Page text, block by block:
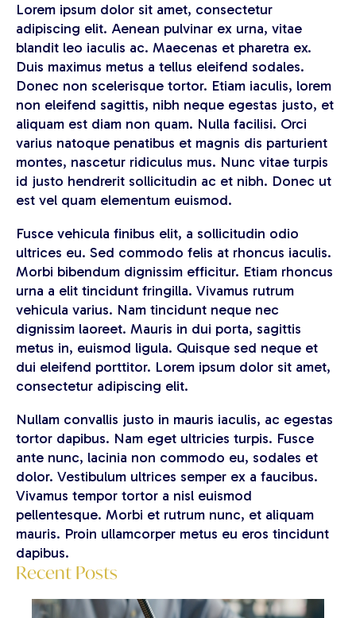
Lorem ipsum dolor sit amet, consectetur
adipiscing elit. Aenean pulvinar ex urna, vitae
blandit leo iaculis ac. Maecenas et pharetra ex.
Duis maximus metus a tellus eleifend sodales.
Donec non scelerisque tortor. Etiam iaculis, lorem
non eleifend sagittis, nibh neque egestas justo, et
aliquam est diam non quam. Nulla facilisi. Orci
varius natoque penatibus et magnis dis parturient
montes, nascetur ridiculus mus. Nunc vitae turpis
id justo hendrerit sollicitudin ac et nibh. Donec ut
est vel quam elementum euismod.
Fusce vehicula finibus elit, a sollicitudin odio
ultrices eu. Sed commodo felis at rhoncus iaculis.
Morbi bibendum dignissim efficitur. Etiam rhoncus
urna a elit tincidunt fringilla. Vivamus rutrum
vehicula varius. Nam tincidunt neque nec
dignissim laoreet. Mauris in dui porta, sagittis
metus in, euismod ligula. Quisque sed neque et
dui eleifend porttitor. Lorem ipsum dolor sit amet,
consectetur adipiscing elit.
Nullam convallis justo in mauris iaculis, ac egestas
tortor dapibus. Nam eget ultricies turpis. Fusce
ante nunc, lacinia non commodo eu, sodales et
dolor. Vestibulum ultrices semper ex a faucibus.
Vivamus tempor tortor a nisl euismod
pellentesque. Morbi et rutrum nunc, et aliquam
mauris. Proin ullamcorper metus eu eros tincidunt
dapibus.
Recent Posts